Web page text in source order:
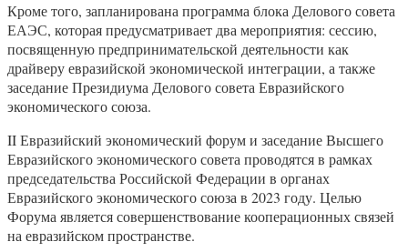
Кроме того, запланирована программа блока Делового совета
ЕАЭС, которая предусматривает два мероприятия: сессию,
посвященную предпринимательской деятельности как
драйверу евразийской экономической интеграции, а также
заседание Президиума Делового совета Евразийского
экономического союза.
II Евразийский экономический форум и заседание Высшего
Евразийского экономического совета проводятся в рамках
председательства Российской Федерации в органах
Евразийского экономического союза в 2023 году. Целью
Форума является совершенствование кооперационных связей
на евразийском пространстве.